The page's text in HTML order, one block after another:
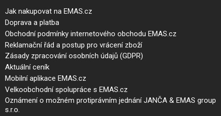
Jak nakupovat na EMAS.cz
Doprava a platba
Obchodní podmínky internetového obchodu EMAS.cz
Reklamační řád a postup pro vrácení zboží
Zásady zpracování osobních údajů (GDPR)
Aktuální ceník
Mobilní aplikace EMAS.cz
Velkoobchodní spolupráce s EMAS.cz
Oznámení o možném protiprávním jednání JANČA & EMAS group
s.r.o.